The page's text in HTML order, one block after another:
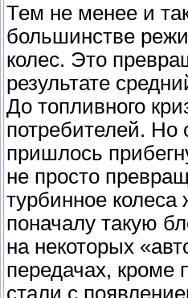
Тем не менее и
большинстве
колес. Это
результате
До топливного
потребителей. Но
пришлось
не просто
турбинное
поначалу такую
на некоторых
передачах, кроме
стали с